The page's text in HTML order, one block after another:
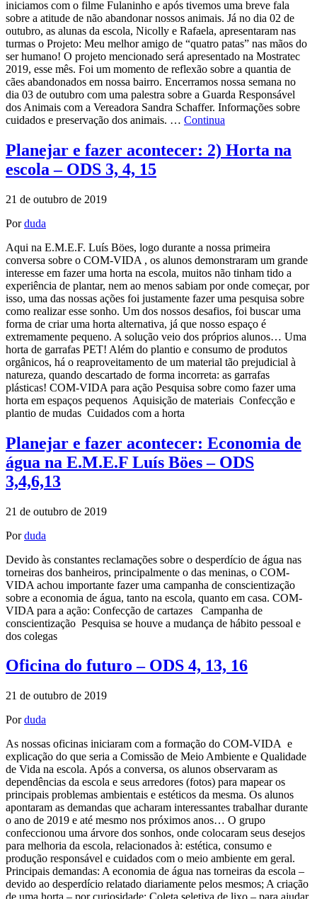
iniciamos com o filme Fulaninho e após tivemos uma breve fala
sobre a atitude de não abandonar nossos animais. Já no dia 02 de
outubro, as alunas da escola, Nicolly e Rafaela, apresentaram nas
turmas o Projeto: Meu melhor amigo de “quatro patas” nas mãos do
ser humano! O projeto mencionado será apresentado na Mostratec
2019, esse mês. Foi um momento de reflexão sobre a quantia de
cães abandonados em nossa bairro. Encerramos nossa semana no
dia 03 de outubro com uma palestra sobre a Guarda Responsável
dos Animais com a Vereadora Sandra Schaffer. Informações sobre
cuidados e preservação dos animais. … Continua
Planejar e fazer acontecer: 2) Horta na
escola – ODS 3, 4, 15
21 de outubro de 2019
Porduda
Aqui na E.M.E.F. Luís Böes, logo durante a nossa primeira
conversa sobre o COM-VIDA , os alunos demonstraram um grande
interesse em fazer uma horta na escola, muitos não tinham tido a
experiência de plantar, nem ao menos sabiam por onde começar, por
isso, uma das nossas ações foi justamente fazer uma pesquisa sobre
como realizar esse sonho. Um dos nossos desafios, foi buscar uma
forma de criar uma horta alternativa, já que nosso espaço é
extremamente pequeno. A solução veio dos próprios alunos… Uma
horta de garrafas PET! Além do plantio e consumo de produtos
orgânicos, há o reaproveitamento de um material tão prejudicial à
natureza, quando descartado de forma incorreta: as garrafas
plásticas! COM-VIDA para ação Pesquisa sobre como fazer uma
horta em espaços pequenos Aquisição de materiais Confecção e
plantio de mudas Cuidados com a horta
Planejar e fazer acontecer: Economia de
água na E.M.E.F Luís Böes – ODS
3,4,6,13
21 de outubro de 2019
Porduda
Devido às constantes reclamações sobre o desperdício de água nas
torneiras dos banheiros, principalmente o das meninas, o COM-
VIDA achou importante fazer uma campanha de conscientização
sobre a economia de água, tanto na escola, quanto em casa. COM-
VIDA para a ação: Confecção de cartazes Campanha de
conscientização Pesquisa se houve a mudança de hábito pessoal e
dos colegas
Oficina do futuro – ODS 4, 13, 16
21 de outubro de 2019
Porduda
As nossas oficinas iniciaram com a formação do COM-VIDA e
explicação do que seria a Comissão de Meio Ambiente e Qualidade
de Vida na escola. Após a conversa, os alunos observaram as
dependências da escola e seus arredores (fotos) para mapear os
principais problemas ambientais e estéticos da mesma. Os alunos
apontaram as demandas que acharam interessantes trabalhar durante
o ano de 2019 e até mesmo nos próximos anos… O grupo
confeccionou uma árvore dos sonhos, onde colocaram seus desejos
para melhoria da escola, relacionados à: estética, consumo e
produção responsável e cuidados com o meio ambiente em geral.
Principais demandas: A economia de água nas torneiras da escola –
devido ao desperdício relatado diariamente pelos mesmos; A criação